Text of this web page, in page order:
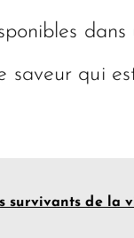
saveur qui
survivants de la